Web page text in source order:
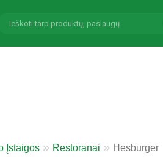
Įstaigos Restoranai Hesburger